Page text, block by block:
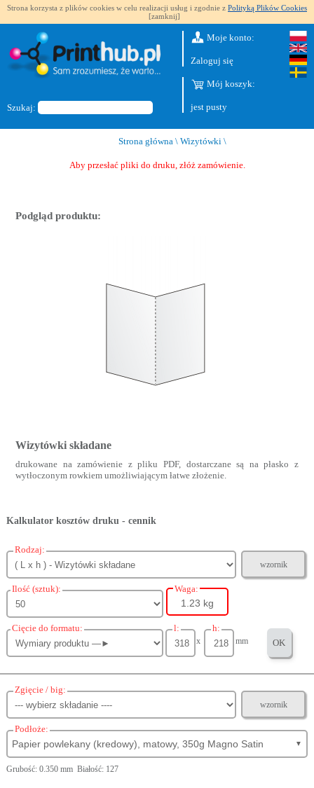
Strona korzysta z plików cookies w celu realizacji usług i zgodnie z Polityką Plików Cookies
[zamknij]
Szukaj:
Moje konto:
Zaloguj się
Mój koszyk:
jest pusty
Strona główna \ Wizytówki \
Aby przesłać pliki do druku, złóż zamówienie.
Podgląd produktu:
Wizytówki składane
drukowane na zamówienie z pliku PDF, dostarczane są na płasko z
wytłoczonym rowkiem umożliwiającym łatwe złożenie.
Kalkulator kosztów druku - cennik
Rodzaj:
wzornik
Ilość (sztuk): Waga:
1.23 kg
Cięcie do formatu: l:
x
h:
mm OK
Zgięcie / big:
wzornik
Podłoże:
Papier powlekany (kredowy), matowy, 350g Magno Satin ▼
Grubość: 0.350 mm Białość: 127